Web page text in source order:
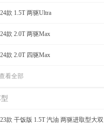
款 1.5T 两驱Ultra
款 2.0T 两驱Max
款 2.0T 四驱Max
看全部
款 干饭版 1.5T 汽油 两驱进取型大双